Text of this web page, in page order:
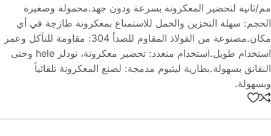
مم/ثانية لتحضير المعكرونة بسرعة ودون جهد.محمولة وصغيرة
الحجم: سهلة التخزين والحمل للاستمتاع بمعكرونة طازجة في أي
مكان.مصنوعة من الفولاذ المقاوم للصدأ 304: مقاومة للتآكل وعمر
استخدام طويل.استخدام متعدد: تحضير معكرونة، نودلز hele وحتى
النقانق بسهولة.بطارية ليثيوم مدمجة: لصنع المعكرونة تلقائياً
وبسهولة.